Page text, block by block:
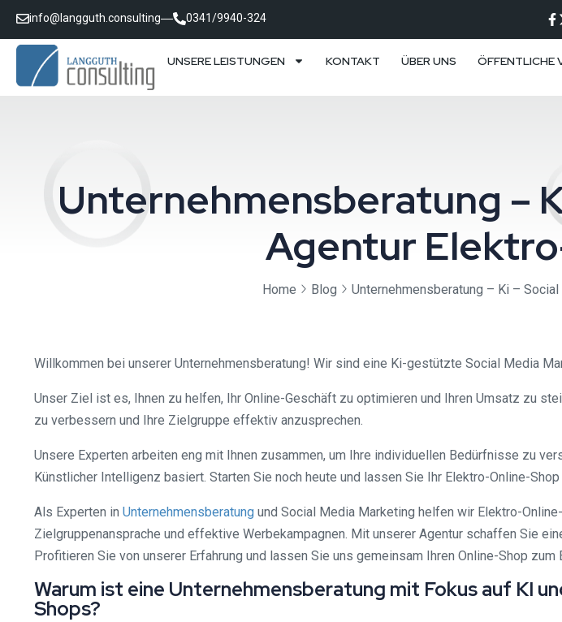
info@langguth.consulting 0341/9940-324
UNSERE LEISTUNGEN KONTAKT ÜBER UNS ÖFFENTLICHE
Unternehmensberatung –
Agentur
Home Blog Unternehmensberatung – Ki –
Willkommen bei unserer Unternehmensberatung! Wir sind eine Ki-gestützte Social Media
Unser Ziel ist es, Ihnen zu helfen, Ihr Online-Geschäft zu optimieren und Ihren Umsatz zu
zu verbessern und Ihre Zielgruppe effektiv anzusprechen.
Unsere Experten arbeiten eng mit Ihnen zusammen, um Ihre individuellen Bedürfnisse zu
Künstlicher Intelligenz basiert. Starten Sie noch heute und lassen Sie Ihr Elektro-Online-
Als Experten in Unternehmensberatung und Social Media Marketing helfen wir Elektro-
Zielgruppenansprache und effektive Werbekampagnen. Mit unserer Agentur schaffen Sie
Profitieren Sie von unserer Erfahrung und lassen Sie uns gemeinsam Ihren Online-Shop zum
Warum ist eine Unternehmensberatung mit Fokus auf KI
Shops?